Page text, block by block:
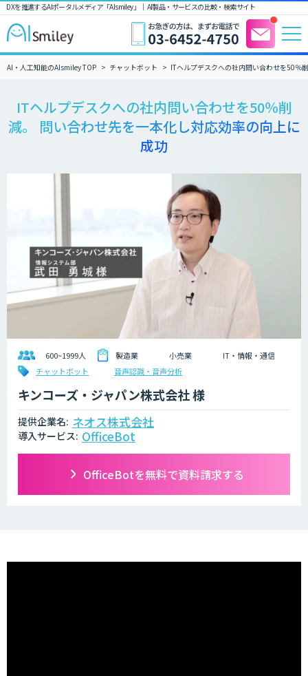
DXを推進するAIポータルメディア「AIsmiley」｜ AI製品・サービスの比較・検索サイト
AI・人工知能のAIsmiley TOP チャットボット ITヘルプデスクへの社内問い合わせを50％
ITヘルプデスクへの社内問い合わせを50％削
減。 問い合わせ先を一本化し対応効率の向上に
成功
600~1999人 製造業 小売業
IT・情報・通信
チャットボット
音声認識・音声分析
キンコーズ・ジャパン株式会社 様
提供企業名: ネオス株式会社
導入サービス: OfficeBot
OfficeBotを無料で資料請求する